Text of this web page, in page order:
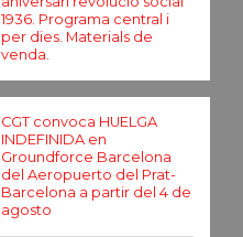
1936. Programa central i
per dies. Materials de
venda.
CGT convoca HUELGA
INDEFINIDA en
Groundforce Barcelona
del Aeropuerto del Prat-
Barcelona a partir del 4 de
agosto